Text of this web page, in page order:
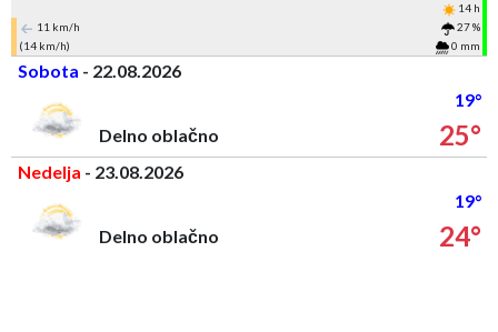
14 h
11 km/h
27 %
(14 km/h)
0 mm
Sobota - 22.08.2026
19°
Delno oblačno
25°
Nedelja - 23.08.2026
19°
Delno oblačno
24°